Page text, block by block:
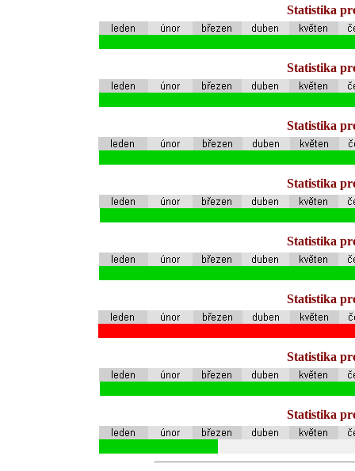
Statistika
Statistika
Statistika
Statistika
Statistika
Statistika
Statistika
Statistika